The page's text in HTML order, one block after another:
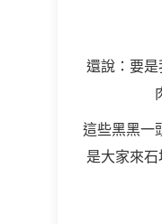
還說：要
這些黑黑一
是大家來